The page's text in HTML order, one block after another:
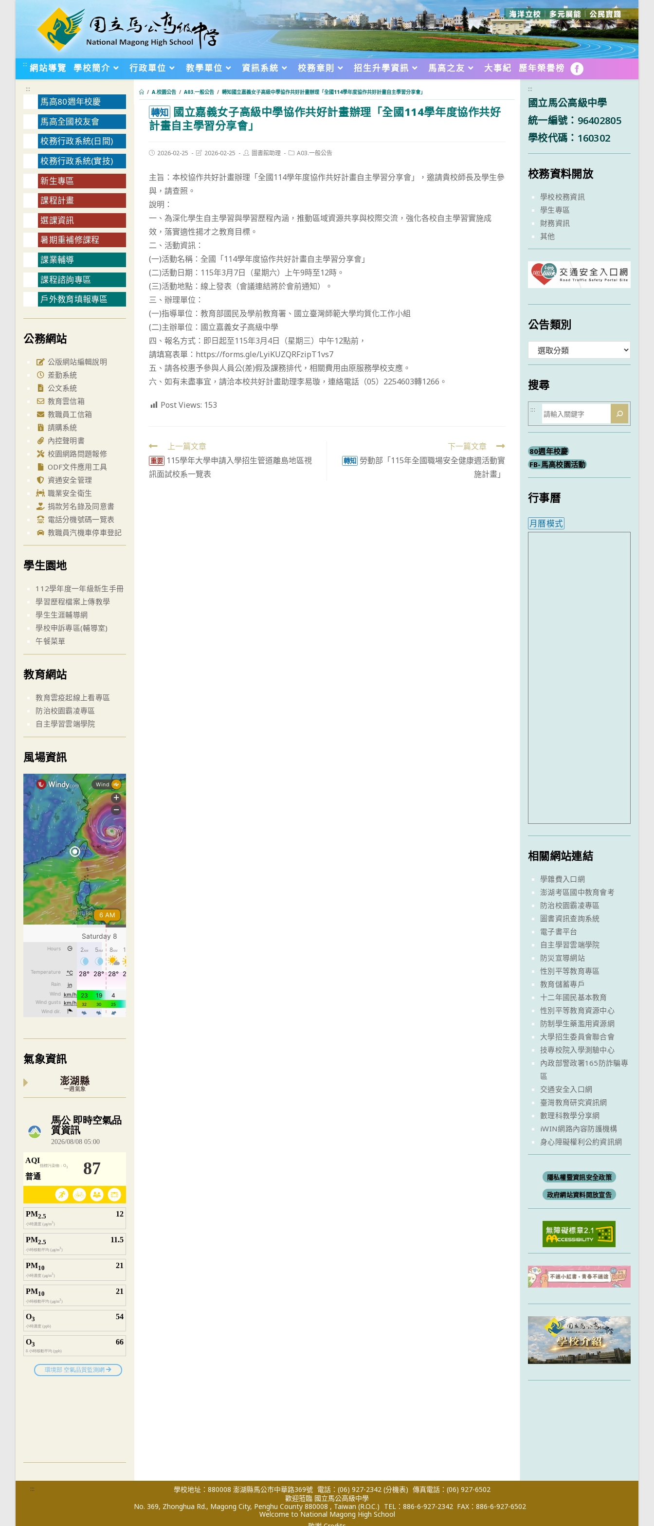
::: 網站導覽 學校簡介 行政單位 教學單位 資訊系統 校務章則 招生升學資訊 馬高之友 大事紀 歷年榮譽榜 FB
/ A.校園公告 / A03.一般公告 / 轉知國立嘉義女子高級中學協作共好計畫辦理「全國114學年度協作共好計畫自主學習分享會」
轉知 國立嘉義女子高級中學協作共好計畫辦理「全國114學年度協作共好
計畫自主學習分享會」
Post2026-02-25
Post2026-02-25
Post圖書館助理
PostA03.一般公告
主旨：本校協作共好計畫辦理「全國114學年度協作共好計畫自主學習分享會」，邀請貴校師長及學生參
與，請查照。
說明：
一、為深化學生自主學習與學習歷程內涵，推動區域資源共享與校際交流，強化各校自主學習實施成
效，落實適性揚才之教育目標。
二、活動資訊：
(一)活動名稱：全國「114學年度協作共好計畫自主學習分享會」
(二)活動日期：115年3月7日（星期六）上午9時至12時。
(三)活動地點：線上發表（會議連結將於會前通知）。
三、辦理單位：
(一)指導單位：教育部國民及學前教育署、國立臺灣師範大學均質化工作小組
(二)主辦單位：國立嘉義女子高級中學
四、報名方式：即日起至115年3月4日（星期三）中午12點前，
請填寫表單：https://forms.gle/LyiKUZQRFzipT1vs7
五、請各校惠予參與人員公(差)假及課務排代，相關費用由原服務學校支應。
六、如有未盡事宜，請洽本校共好計畫助理李易璇，連絡電話（05）2254603轉1266。
Post Views: 153
Read
more
articles
上一篇文章
重要 115學年大學申請入學招生管道離島地區視
訊面試校系一覽表
下一篇文章
轉知 勞動部「115年全國職場安全健康週活動實
施計畫」
:::
馬高80週年校慶
馬高全國校友會
校務行政系統(日間)
校務行政系統(實技)
新生專區
課程計畫
選課資訊
暑期重補修課程
課業輔導
課程諮詢專區
戶外教育填報專區
公務網站
公版網站編輯說明
差勤系統
公文系統
教育雲信箱
教職員工信箱
請購系統
內控聲明書
校園網路問題報修
ODF文件應用工具
資通安全管理
職業安全衛生
捐款芳名錄及同意書
電話分機號碼一覽表
教職員汽機車停車登記
學生園地
112學年度一年級新生手冊
學習歷程檔案上傳教學
學生生涯輔導網
學校申訴專區(輔導室)
午餐菜單
教育網站
教育雲疫起線上看專區
防治校園霸凌專區
自主學習雲端學院
風場資訊
氣象資訊
澎湖縣
一週氣象
內嵌空氣品質小工具為視覺預覽，完整即時空氣品質資料請開啟
:::
國立馬公高級中學
統一編號：96402805
學校代碼：160302
校務資料開放
學校校務資訊
學生專區
財務資訊
其他
公告類別
類
搜尋
搜
尋
:::
80週年校慶
FB-馬高校園活動
行事曆
月曆模式
相關網站連結
學雜費入口網
澎湖考區國中教育會考
防治校園霸凌專區
圖書資訊查詢系統
電子書平台
自主學習雲端學院
防災宣導網站
性別平等教育專區
教育儲蓄專戶
十二年國民基本教育
性別平等教育資源中心
防制學生藥濫用資源網
大學招生委員會聯合會
技專校院入學測驗中心
內政部警政署165防詐騙專
區
交通安全入口網
臺灣教育研究資訊網
數理科教學分享網
iWIN網路內容防護機構
身心障礙權利公約資訊網
隱私權暨資訊安全政策
政府網站資料開放宣告
::: 學校地址：880008 澎湖縣馬公市中華路369號 電話：(06) 927-2342 (分機表) 傳真電話：(06) 927-6502
歡迎蒞臨 國立馬公高級中學
No. 369, Zhonghua Rd., Magong City, Penghu County 880008 , Taiwan (R.O.C.) TEL：886-6-927-2342 FAX：886-6-927-6502
Welcome to National Magong High School